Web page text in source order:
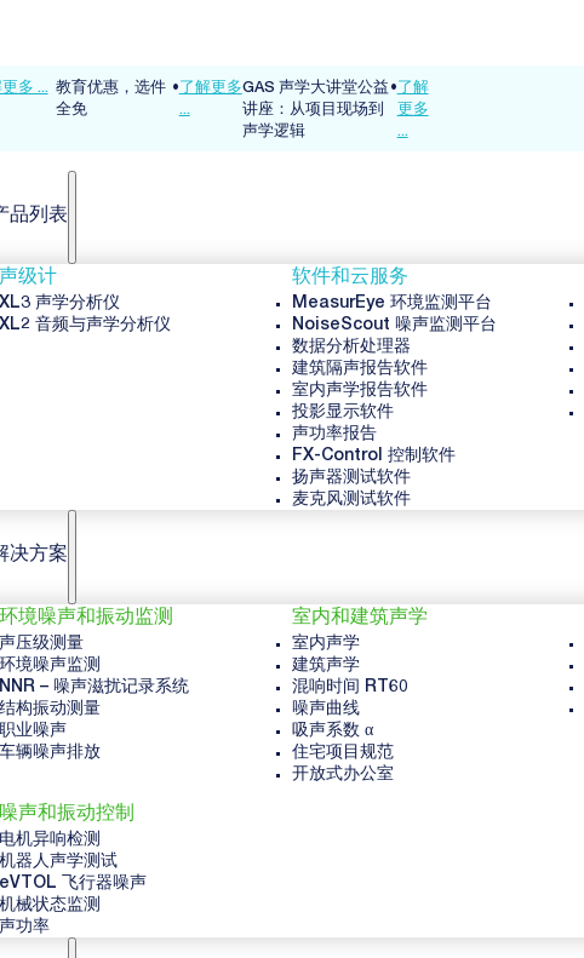
更多 ... 教育优惠，选件
全免
• 了解更多
...
GAS 声学大讲堂公益
讲座：从项目现场到
声学逻辑
• 了解
更多
...
品列表
声级计
XL3 声学分析仪
XL2 音频与声学分析仪
软件和云服务
MeasurEye 环境监测平台
NoiseScout 噪声监测平台
数据分析处理器
建筑隔声报告软件
室内声学报告软件
投影显示软件
声功率报告
FX-Control 控制软件
扬声器测试软件
麦克风测试软件
决方案
环境噪声和振动监测
声压级测量
环境噪声监测
NNR – 噪声滋扰记录系统
结构振动测量
职业噪声
车辆噪声排放
室内和建筑声学
室内声学
建筑声学
混响时间 RT60
噪声曲线
吸声系数 α
住宅项目规范
开放式办公室
噪声和振动控制
电机异响检测
机器人声学测试
eVTOL 飞行器噪声
机械状态监测
声功率